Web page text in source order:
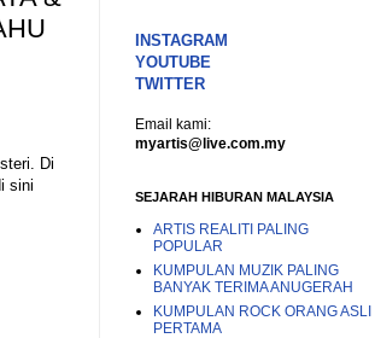
Di
sini
INSTAGRAM
YOUTUBE
TWITTER
Email kami:
myartis@live.com.my
SEJARAH HIBURAN MALAYSIA
ARTIS REALITI PALING
POPULAR
KUMPULAN MUZIK PALING
BANYAK TERIMA ANUGERAH
KUMPULAN ROCK ORANG ASLI
PERTAMA